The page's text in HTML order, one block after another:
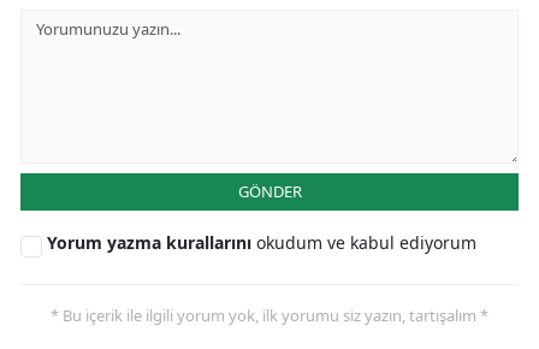
GÖNDER
Yorum yazma kurallarını okudum ve kabul ediyorum
* Bu içerik ile ilgili yorum yok, ilk yorumu siz yazın, tartışalım *